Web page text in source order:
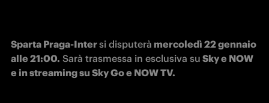
Sparta Praga-Inter si disputerà mercoledì 22 gennaio
alle 21:00. Sarà trasmessa in esclusiva su Sky e NOW
e in streaming su Sky Go e NOW TV.